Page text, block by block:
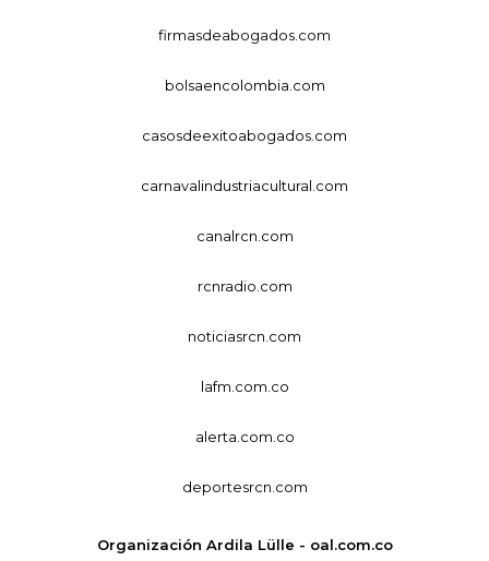
firmasdeabogados.com
bolsaencolombia.com
casosdeexitoabogados.com
carnavalindustriacultural.com
canalrcn.com
rcnradio.com
noticiasrcn.com
lafm.com.co
alerta.com.co
deportesrcn.com
Organización Ardila Lülle - oal.com.co